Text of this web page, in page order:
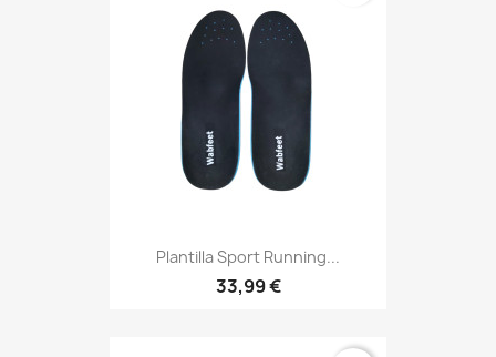
Plantilla Sport Running...
33,99 €